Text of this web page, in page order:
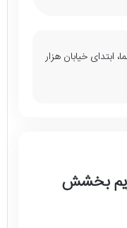
ابتدای خیابان هزار
بخشش